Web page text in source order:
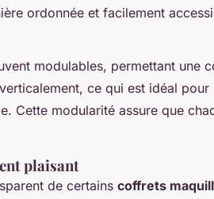
ordonnée et facilement
modulables, permettant une
ce qui est idéal
Cette modularité assure que
plaisant
de certains coffrets